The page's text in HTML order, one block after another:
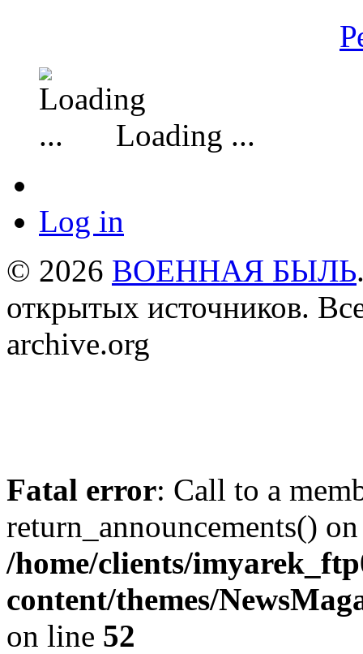
Loading ...
Log in
© 2026 ВОЕННАЯ БЫЛЬ
открытых источников.
archive.org
Fatal error: Call to a
return_announcements()
/home/clients/
content/themes/
on line 52